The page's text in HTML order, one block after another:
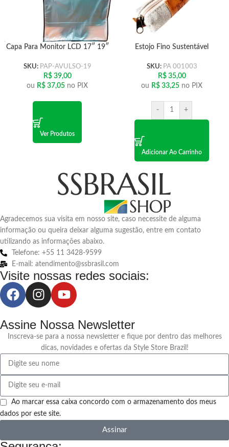
Capa Para Monitor LCD 17″ 19″
SKU: PAP-AVULSO-19
R$39,00
ou R$ 37,05 no PIX
Ver Produtos
Estojo Fino Sustentável
SKU: PA 001003
R$35,00
ou R$ 33,25 no PIX
- +
Adicionar Ao Carrinho
Agradecemos sua visita em nosso site, caso necessite de alguma
informação ou queira deixar alguma sugestão, entre em contato
utilizando as informações abaixo.
Telefone: +55 11 3428-9599
E-mail: atendimento@ssbrasil.com
Visite nossas redes sociais:
Assine Nossa Newsletter
Inscreva-se para a nossa newsletter e fique por dentro das melhores
dicas, novidades e ofertas da Style Store Brazil!
Ao marcar essa caixa concordo com o armazenamento dos meus
dados por este site.
Assinar